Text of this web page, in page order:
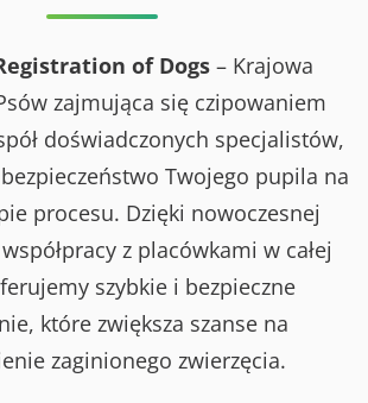
of Dogs– Krajowa
zajmująca się czipowaniem
doświadczonych specjalistów,
Twojego pupila na
procesu. Dzięki nowoczesnej
z placówkami w całej
szybkie i bezpieczne
które zwiększa szanse na
zaginionego zwierzęcia.